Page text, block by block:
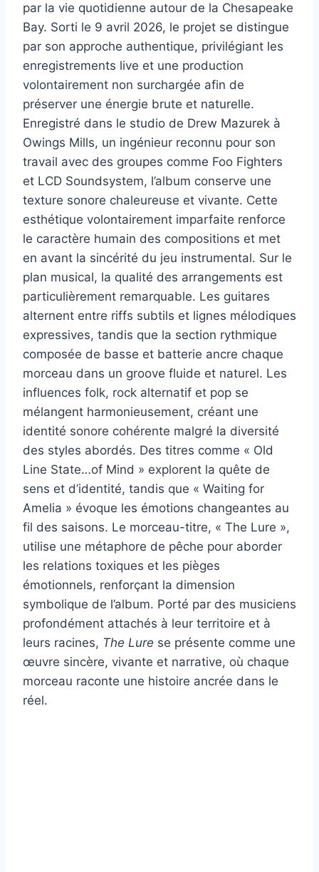
par la vie quotidienne autour de la Chesapeake
Bay. Sorti le 9 avril 2026, le projet se distingue
par son approche authentique, privilégiant les
enregistrements live et une production
volontairement non surchargée afin de
préserver une énergie brute et naturelle.
Enregistré dans le studio de Drew Mazurek à
Owings Mills, un ingénieur reconnu pour son
travail avec des groupes comme Foo Fighters
et LCD Soundsystem, l’album conserve une
texture sonore chaleureuse et vivante. Cette
esthétique volontairement imparfaite renforce
le caractère humain des compositions et met
en avant la sincérité du jeu instrumental. Sur le
plan musical, la qualité des arrangements est
particulièrement remarquable. Les guitares
alternent entre riffs subtils et lignes mélodiques
expressives, tandis que la section rythmique
composée de basse et batterie ancre chaque
morceau dans un groove fluide et naturel. Les
influences folk, rock alternatif et pop se
mélangent harmonieusement, créant une
identité sonore cohérente malgré la diversité
des styles abordés. Des titres comme « Old
Line State…of Mind » explorent la quête de
sens et d’identité, tandis que « Waiting for
Amelia » évoque les émotions changeantes au
fil des saisons. Le morceau-titre, « The Lure »,
utilise une métaphore de pêche pour aborder
les relations toxiques et les pièges
émotionnels, renforçant la dimension
symbolique de l’album. Porté par des musiciens
profondément attachés à leur territoire et à
leurs racines, The Lure se présente comme une
œuvre sincère, vivante et narrative, où chaque
morceau raconte une histoire ancrée dans le
réel.